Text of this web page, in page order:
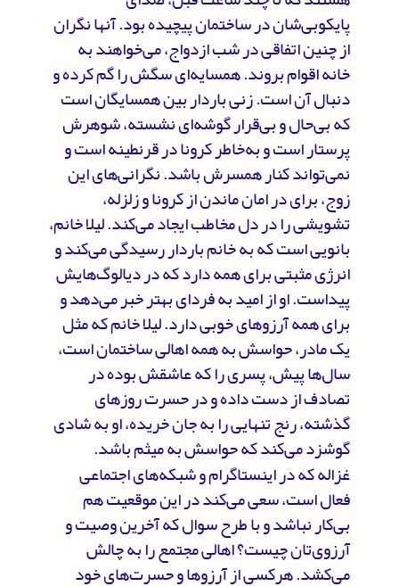
پایکوبی‌شان در ساختمان پیچیده بود. آنها نگران
از چنین اتفاقی در شب ازدواج، می‌خواهند به
خانه اقوام بروند. همسایه‌ای سگش را گم کرده و
دنبال آن است. زنی باردار بین همسایگان است
که بی‌حال و بی‌قرار گوشه‌ای نشسته، شوهرش
پرستار است و به‌خاطر کرونا در قرنطینه است و
نمی‌تواند کنار همسرش باشد. نگرانی‌های این
زوج، برای در امان ماندن از کرونا و زلزله،
تشویشی را در دل مخاطب ایجاد می‌کند. لیلا خانم،
بانویی است که به خانم باردار رسیدگی می‌کند و
انرژی مثبتی برای همه دارد که در دیالوگ‌هایش
پیداست. او از امید به فردای بهتر خبر می‌دهد و
برای همه آرزوهای خوبی دارد. لیلا خانم که مثل
یک مادر، حواسش به همه اهالی ساختمان است،
سال‌ها پیش، پسری را که عاشقش بوده در
تصادف از دست داده و در حسرت روزهای
گذشته، رنج تنهایی را به جان خریده، او به شادی
گوشزد می‌کند که حواسش به میثم باشد.
غزاله که در اینستاگرام و شبکه‌های اجتماعی
فعال است، سعی می‌کند در این موقعیت هم
بی‌کار نباشد و با طرح سوال که آخرین وصیت و
آرزوی‌تان چیست؟ اهالی مجتمع را به چالش
می‌کشد. هرکسی از آرزوها و حسرت‌های خود